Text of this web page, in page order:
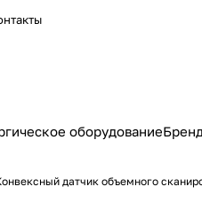
оборудование
датчик объемного